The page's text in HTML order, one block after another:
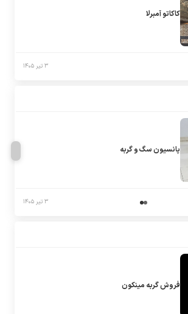
کاکاتو آمبرلا
۳ تیر ۱۴۰۵
پانسیون سگ و گربه
۳ تیر ۱۴۰۵
فروش گربه مینکون